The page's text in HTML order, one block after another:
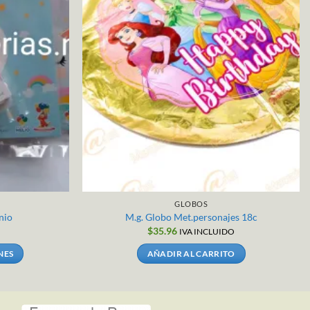
GLOBOS
M.g. Globo Met.personajes 18c
$35.96 IVA INCLUIDO
AÑADIR AL CARRITO